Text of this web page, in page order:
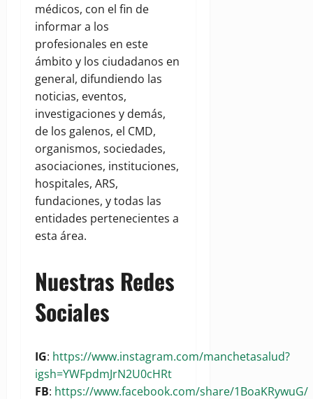
médicos, con el fin de
informar a los
profesionales en este
ámbito y los ciudadanos en
general, difundiendo las
noticias, eventos,
investigaciones y demás,
de los galenos, el CMD,
organismos, sociedades,
asociaciones, instituciones,
hospitales, ARS,
fundaciones, y todas las
entidades pertenecientes a
esta área.
Nuestras Redes
Sociales
IG: https://www.instagram.com/manchetasalud?
igsh=YWFpdmJrN2U0cHRt
FB: https://www.facebook.com/share/1BoaKRywuG/